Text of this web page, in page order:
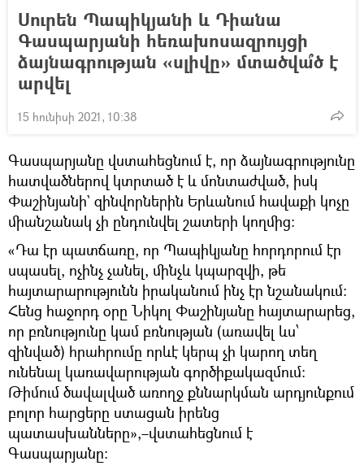
Սուրեն Պապիկյանի և Դիանա
Գասպարյանի հեռախոսազրույցի
ձայնագրության «սլիվը» մտածվա՞ծ է
արվել
15 հունիսի 2021, 10:38
Գասպարյանը վստահեցնում է, որ ձայնագրությունը
հատվածներով կտրտած է և մոնտաժված, իսկ
Փաշինյանի` զինվորներին Երևանում հավաքի կոչը
միանշանակ չի ընդունվել շատերի կողմից։
«Դա էր պատճառը, որ Պապիկյանը հորդորում էր
սպասել, ոչինչ չանել, մինչև կպարզվի, թե
հայտարարությունն իրականում ինչ էր նշանակում:
Հենց հաջորդ օրը Նիկոլ Փաշինյանը հայտարարեց,
որ բռնությունը կամ բռնության (առավել ևս՝
զինված) հրահրումը որևէ կերպ չի կարող տեղ
ունենալ կառավարության գործիքակազմում:
Թիմում ծավալված առողջ քննարկման արդյունքում
բոլոր հարցերը ստացան իրենց
պատասխանները»,–վստահեցնում է
Գասպարյանը։